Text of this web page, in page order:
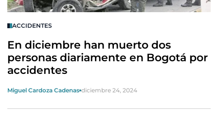
ACCIDENTES
En diciembre han muerto dos
personas diariamente en Bogotá por
accidentes
Miguel Cardoza Cadenas diciembre 24, 2024